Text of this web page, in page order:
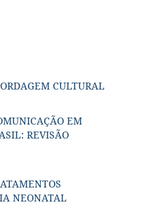
CULTURAL
EM
REVISÃO
NEONATAL